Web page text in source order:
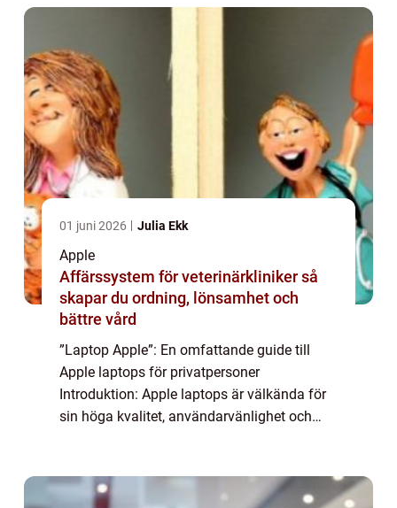
01 juni 2026 Julia Ekk
Apple
Affärssystem för veterinärkliniker så
skapar du ordning, lönsamhet och
bättre vård
”Laptop Apple”: En omfattande guide till
Apple laptops för privatpersoner
Introduktion: Apple laptops är välkända för
sin höga kvalitet, användarvänlighet och